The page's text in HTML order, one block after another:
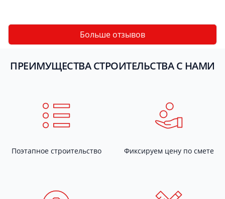
Больше отзывов
ПРЕИМУЩЕСТВА СТРОИТЕЛЬСТВА С НАМИ
Поэтапное строительство Фиксируем цену по смете